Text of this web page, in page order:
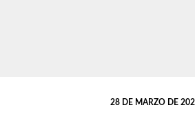
28 DE MARZO DE